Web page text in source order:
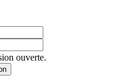
ouverte.